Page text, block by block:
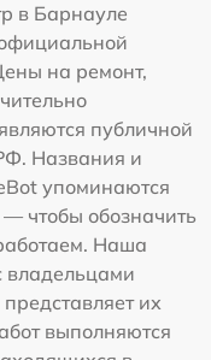
в Барнауле
на ремонт,
публичной
Названия и
упоминаются
чтобы обозначить
Наша
владельцами
их
выполняются